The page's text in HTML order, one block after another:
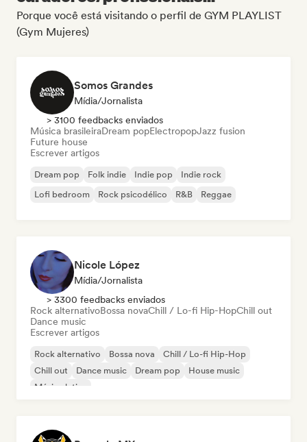
Porque você está visitando o perfil de GYM PLAYLIST
(Gym Mujeres)
Somos Grandes
Mídia/Jornalista
> 3100 feedbacks enviados
Música brasileiraDream popElectropopJazz fusion
Future house
Escrever artigos
Dream pop Folk indie Indie pop
Indie rock
Lofi bedroom
Rock psicodélico R&B Reggae
Nicole López
Mídia/Jornalista
> 3300 feedbacks enviados
Rock alternativoBossa novaChill / Lo-fi Hip-HopChill out
Dance music
Escrever artigos
Rock alternativo Bossa nova
Chill / Lo-fi Hip-Hop
Chill out
Dance music Dream pop
House music
Música latina